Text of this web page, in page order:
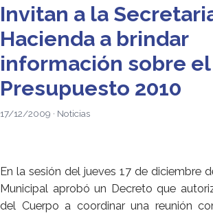
Invitan a la
Hacienda a brindar
información sobre el
Presupuesto 2010
17/12/2009 · Noticias
En la sesión del jueves 17 de diciembre
Municipal aprobó un Decreto que
del Cuerpo a coordinar una reunión